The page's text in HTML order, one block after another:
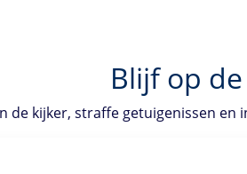
Blijf op
de kijker, straffe getuigenissen en